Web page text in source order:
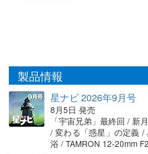
製品情報
星ナビ 2026年9月号
8月5日 発売
「宇宙兄弟」最終回 / 新
/ 変わる「惑星」の定義
浴 / TAMRON 12-20mm